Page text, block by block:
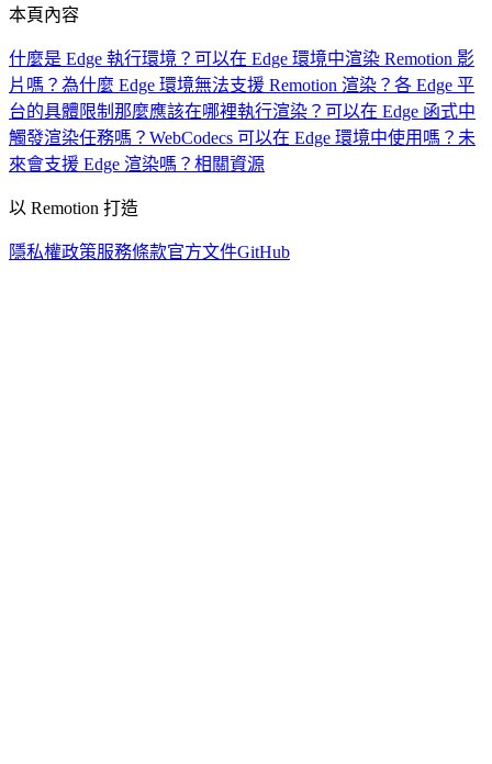
本頁內容
什麼是 Edge 執行環境？ 可以在 Edge 環境中渲染 Remotion 影
片嗎？ 為什麼 Edge 環境無法支援 Remotion 渲染？ 各 Edge 平
台的具體限制 那麼應該在哪裡執行渲染？ 可以在 Edge 函式中
觸發渲染任務嗎？ WebCodecs 可以在 Edge 環境中使用嗎？ 未
來會支援 Edge 渲染嗎？ 相關資源
以 Remotion 打造
隱私權政策服務條款官方文件GitHub